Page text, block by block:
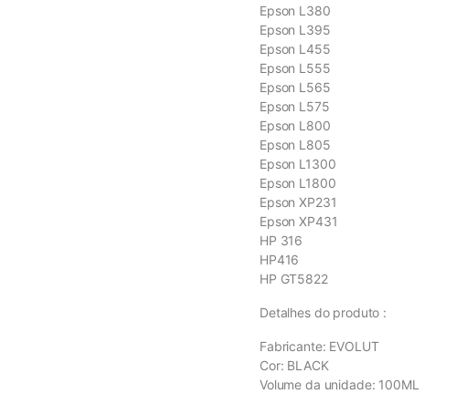
Epson L380
Epson L395
Epson L455
Epson L555
Epson L565
Epson L575
Epson L800
Epson L805
Epson L1300
Epson L1800
Epson XP231
Epson XP431
HP 316
HP416
HP GT5822
Detalhes do produto :
Fabricante: EVOLUT
Cor: BLACK
Volume da unidade: 100ML